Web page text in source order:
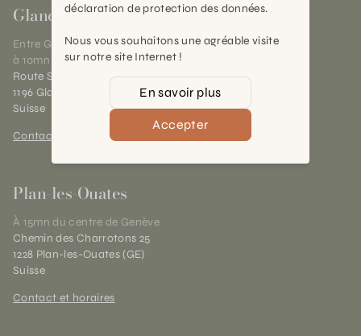
Gland
Entre Genève et Lausanne,
à 10mn de Nyon
Route Suisse 40
1196 Gland (VD)
Suisse
Contact et horaires
Plan-les-Ouates
À 15mn du centre de Genève
Chemin des Charrotons 25
1228 Plan-les-Ouates (GE)
Suisse
Contact et horaires
déclaration de protection des données.
Nous vous souhaitons une agréable visite
sur notre site Internet !
En savoir plus
Accepter